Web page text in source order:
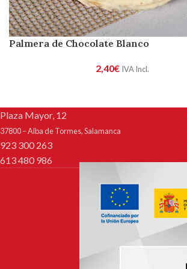
Palmera de Chocolate Blanco
2,40€ IVA Incl.
Plaza Mayor, 12
37800 – Alba de Tormes, Salamanca
923 300 263
613 480 986